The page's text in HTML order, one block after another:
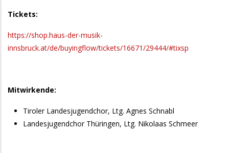
Tickets:
https://shop.haus-der-musik-
innsbruck.at/de/buyingflow/tickets/16671/29444/#tixsp
Mitwirkende:
Tiroler Landesjugendchor, Ltg. Agnes Schnabl
Landesjugendchor Thüringen, Ltg. Nikolaas Schmeer